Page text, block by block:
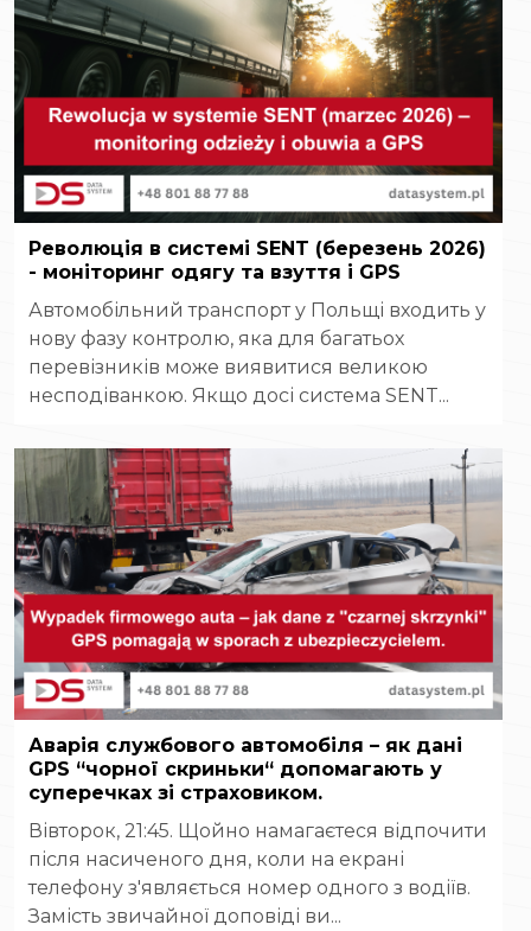
Революція в системі SENT (березень 2026)
- моніторинг одягу та взуття і GPS
Автомобільний транспорт у Польщі входить у
нову фазу контролю, яка для багатьох
перевізників може виявитися великою
несподіванкою. Якщо досі система SENT...
Аварія службового автомобіля – як дані
GPS “чорної скриньки“ допомагають у
суперечках зі страховиком.
Вівторок, 21:45. Щойно намагаєтеся відпочити
після насиченого дня, коли на екрані
телефону з'являється номер одного з водіїв.
Замість звичайної доповіді ви...